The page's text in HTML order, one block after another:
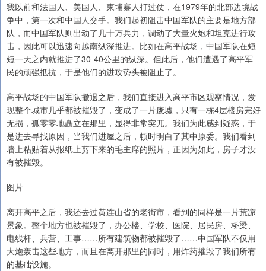
我以前和法国人、美国人、柬埔寨人打过仗，在1979年的北部边境战
争中，第一次和中国人交手。我们起初阻击中国军队的主要是地方部
队，而中国军队则出动了几十万兵力，调动了大量火炮和坦克进行攻
击，因此可以迅速向越南纵深推进。比如在高平战场，中国军队在短
短一天之内就推进了30-40公里的纵深。但此后，他们遭遇了高平军
民的顽强抵抗，于是他们的进攻势头被阻止了。
高平战场的中国军队撤退之后，我们直接进入高平市区观察情况，发
现整个城市几乎都被摧毁了，变成了一片废墟，只有一栋4层楼房完好
无损，孤零零地矗立在那里，显得非常突兀。我们为此感到疑惑，于
是进去寻找原因，当我们进屋之后，顿时明白了其中原委。我们看到
墙上粘贴着从报纸上剪下来的毛主席的照片，正因为如此，房子才没
有被摧毁。
图片
离开高平之后，我还去过黄连山省的老街市，看到的同样是一片荒凉
景象。整个地方也被摧毁了，办公楼、学校、医院、居民房、桥梁、
电线杆、兵营、工事……所有建筑物都被摧毁了……中国军队不仅用
大炮轰击这些地方，而且在离开那里的同时，用炸药摧毁了我们所有
的基础设施。